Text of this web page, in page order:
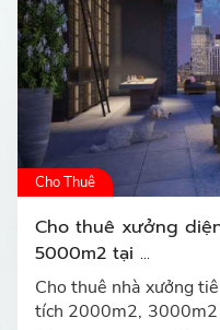
Cho Thuê
Cho thuê xưởng
5000m2 tại ...
Cho thuê nhà xưởng
tích 2000m2, 3000m2